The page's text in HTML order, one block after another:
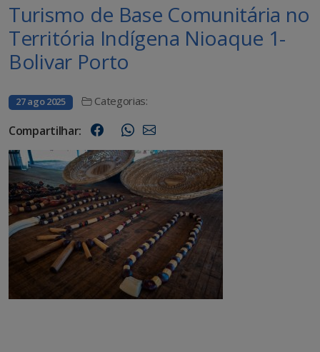
Turismo de Base Comunitária no
Territória Indígena Nioaque 1-
Bolivar Porto
27 ago 2025 Categorias:
Compartilhar: